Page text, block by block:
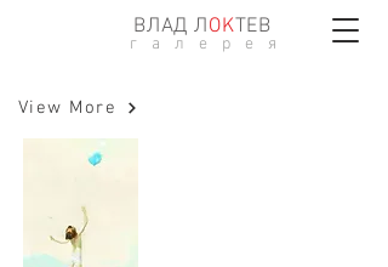
ВЛАД ЛОKТЕВ
г а л е р е я
View More